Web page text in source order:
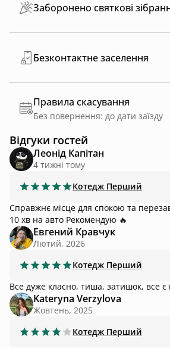
Заборонено святкові
Безконтактне заселення
Правила скасування
Без повернення: до дати заїзду
Відгуки гостей
Леонід Капітан
4 тижні тому
Котедж Перший
Справжнє місце для спокою та
10 хв на авто Рекомендую 🔥
Евгений Кравчук
Лютий, 2026
Котедж Перший
Все дуже класно, тиша, затишок, все є
Kateryna Verzylova
Жовтень, 2025
Котедж Перший